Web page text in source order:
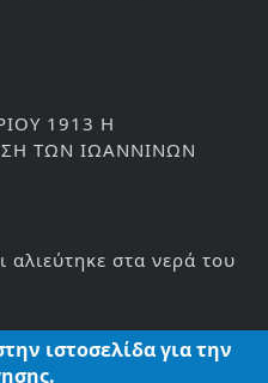
1913 Η
ΤΩΝ ΙΩΑΝΝΙΝΩΝ
αλιεύτηκε στα νερά του
ιστοσελίδα για την